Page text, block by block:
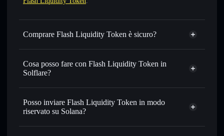
Comprare Flash Liquidity Token è sicuro?
Flash Liquidity Token token verificato
Cosa posso fare con Flash Liquidity Token in
Solflare?
Flash Liquidity Token
wallet Solflare
Scambiare istantaneamente— scambia FLP.1 in SOL,
USDC o in migliaia di altri token Solana al prezzo migliore
Posso inviare Flash Liquidity Token in modo
riservato su Solana?
wallet Solflare
Aggregatore di privacy